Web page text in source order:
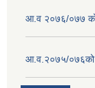
आ.व २०७६/०७७ को
आ.व.२०७५/०७६को